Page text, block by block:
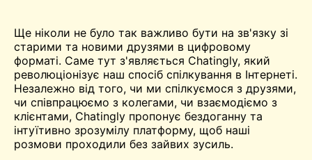
Ще ніколи не було так важливо бути на зв'язку зі
старими та новими друзями в цифровому
форматі. Саме тут з'являється Chatingly, який
революціонізує наш спосіб спілкування в Інтернеті.
Незалежно від того, чи ми спілкуємося з друзями,
чи співпрацюємо з колегами, чи взаємодіємо з
клієнтами, Chatingly пропонує бездоганну та
інтуїтивно зрозумілу платформу, щоб наші
розмови проходили без зайвих зусиль.